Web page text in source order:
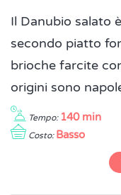
Il Danubio salato
secondo piatto
brioche farcite
origini sono
Tempo: 140 min
Costo: Basso